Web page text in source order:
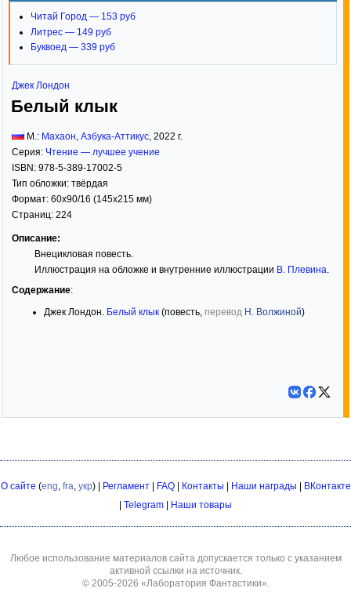
Читай Город — 153 руб
Литрес — 149 руб
Буквоед — 339 руб
Джек Лондон
Белый клык
М.: Махаон Азбука-Аттикус 2022 г.
Серия: Чтение — лучшее учение
ISBN: 978-5-389-17002-5
Тип обложки: твёрдая
Формат: 60x90/16 (145x215 мм)
Страниц: 224
Описание:
Внецикловая повесть.
Иллюстрация на обложке и внутренние иллюстрации В. Плевина
Содержание:
Джек Лондон. Белый клык (повесть, перевод Н. Волжиной)
О сайте (eng, fra, укр) | Регламент| FAQ| Контакты Наши награды
ВКонтакте
Telegram Наши товары
Любое использование материалов сайта допускается только с указанием
активной ссылки на источник.
© 2005-2026 «Лаборатория Фантастики».